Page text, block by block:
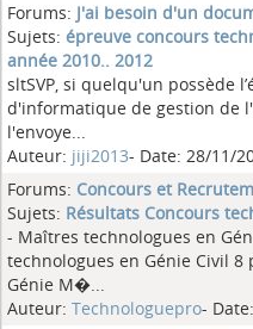
Forums: J'ai besoin d'un
Sujets: épreuve concours
année 2010.. 2012
sltSVP, si quelqu'un possède
d'informatique de gestion de
l'envoye...
Auteur: jiji2013- Date: 28/11/
Forums: Concours et
Sujets: Résultats Concours
- Maîtres technologues en
technologues en Génie Civil
Génie M�...
Auteur: Technologuepro-